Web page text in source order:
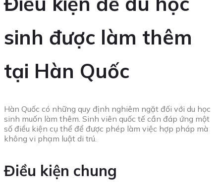
sinh được làm thêm
tại Hàn Quốc
Hàn Quốc có những quy định nghiêm ngặt đối với du học
sinh muốn làm thêm. Sinh viên quốc tế cần đáp ứng một
số điều kiện cụ thể để được phép làm việc hợp pháp mà
không vi phạm luật di trú.
Điều kiện chung